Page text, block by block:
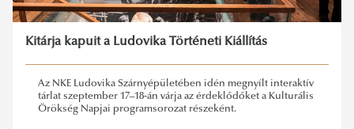
Kitárja kapuit a Ludovika Történeti Kiállítás
Az NKE Ludovika Szárnyépületében idén megnyílt interaktív
tárlat szeptember 17–18-án várja az érdeklődőket a Kulturális
Örökség Napjai programsorozat részeként.